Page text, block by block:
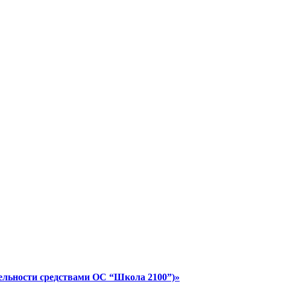
средствами ОС “Школа 2100”)»